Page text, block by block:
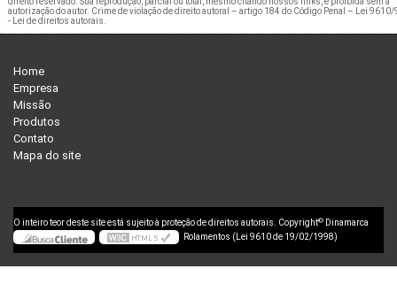
autorização do autor. Crime de violação de direito autoral – artigo 184 do Código Penal – Lei 9610/
- Lei de direitos autorais.
Home
Empresa
Missão
Produtos
Contato
Mapa do site
O inteiro teor deste site está sujeito à proteção de direitos autorais. Copyright© Dinamarca
Rolamentos (Lei 9610 de 19/02/1998)